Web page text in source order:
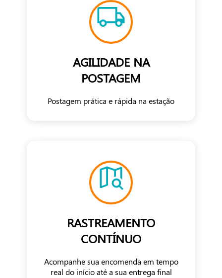
AGILIDADE NA
POSTAGEM
Postagem prática e rápida na estação
RASTREAMENTO
CONTÍNUO
Acompanhe sua encomenda em tempo
real do início até a sua entrega final